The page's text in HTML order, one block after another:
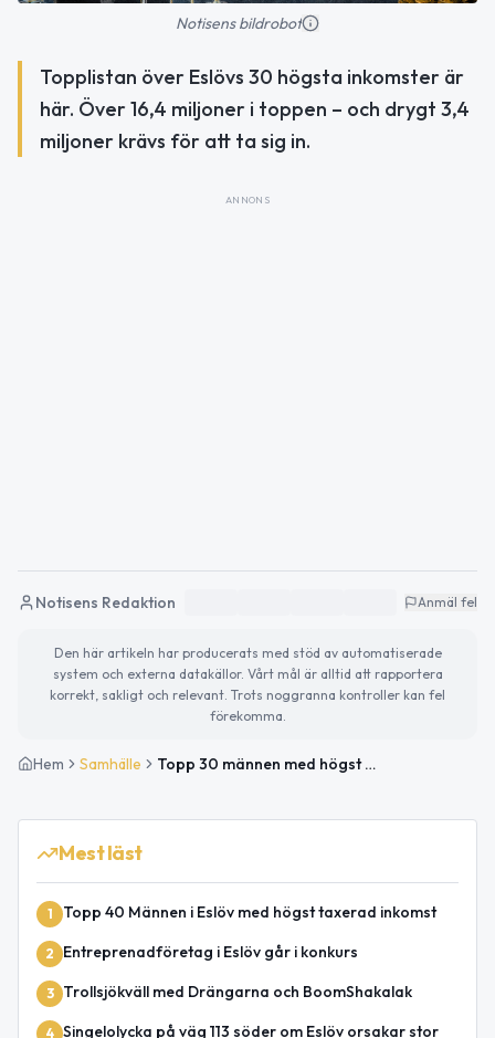
Notisens bildrobot
Topplistan över Eslövs 30 högsta inkomster är
här. Över 16,4 miljoner i toppen – och drygt 3,4
miljoner krävs för att ta sig in.
ANNONS
Notisens Redaktion Anmäl fel
Den här artikeln har producerats med stöd av automatiserade
system och externa datakällor. Vårt mål är alltid att rapportera
korrekt, sakligt och relevant. Trots noggranna kontroller kan fel
förekomma.
Hem Samhälle Topp 30 männen med högst inkomst i Eslöv
Mest läst
1 Topp 40 Männen i Eslöv med högst taxerad inkomst
2 Entreprenadföretag i Eslöv går i konkurs
3 Trollsjökväll med Drängarna och BoomShakalak
4 Singelolycka på väg 113 söder om Eslöv orsakar stor